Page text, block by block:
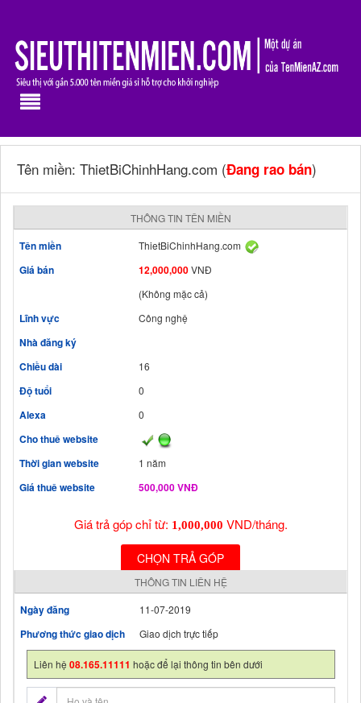
Tên miền: ThietBiChinhHang.com (Đang rao bán)
THÔNG TIN TÊN MIỀN
Tên miền ThietBiChinhHang.com
Giá bán 12,000,000VNĐ
(Không mặc cả)
Lĩnh vực Công nghệ
Nhà đăng ký
Chiều dài
16
Độ tuổi 0
Alexa 0
Cho thuê website
Thời gian website
1 năm
Giá thuê website 500,000 VNĐ
Giá trả góp chỉ từ: 1,000,000 VND/tháng.
CHỌN TRẢ GÓP
THÔNG TIN LIÊN HỆ
Ngày đăng 11-07-2019
Phương thức giao dịch Giao dịch trực tiếp
Liên hệ08.165.11111 hoặc để lại thông tin bên dưới